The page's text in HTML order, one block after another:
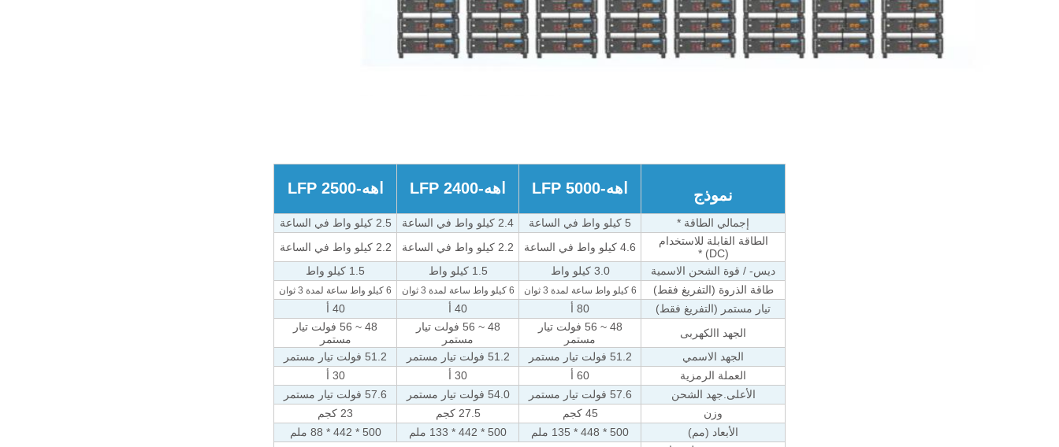
نموذج اهه-
LFP 5000 اهه-
LFP 2400 اهه-
LFP 2500
إجمالي الطاقة * 5 كيلو واط في الساعة 2.4 كيلو واط في الساعة
2.5 كيلو واط في الساعة
الطاقة القابلة للاستخدام
(DC) *
4.6 كيلو واط في الساعة 2.2 كيلو واط في الساعة
2.2 كيلو واط في الساعة
ديس- / قوة الشحن الاسمية
3.0 كيلو واط 1.5 كيلو واط
1.5 كيلو واط
طاقة الذروة (التفريغ فقط)
6 كيلو واط ساعة لمدة 3 ثوان 6 كيلو واط ساعة لمدة 3 ثوان 6 كيلو واط ساعة لمدة 3 ثوان
تيار مستمر (التفريغ فقط) 80 أ 40 أ
40 أ
الجهد االكهربى
48 ~ 56 فولت تيار
مستمر
48 ~ 56 فولت تيار
مستمر
48 ~ 56 فولت تيار
مستمر
الجهد الاسمي
51.2 فولت تيار مستمر 51.2 فولت تيار مستمر
51.2 فولت تيار مستمر
العملة الرمزية
60 أ 30 أ
30 أ
الأعلى.جهد الشحن
57.6 فولت تيار مستمر 54.0 فولت تيار مستمر
57.6 فولت تيار مستمر
وزن
45 كجم 27.5 كجم
23 كجم
الأبعاد (مم)
500 * 448 * 135 ملم 500 * 442 * 133 ملم
500 * 442 * 88 ملم